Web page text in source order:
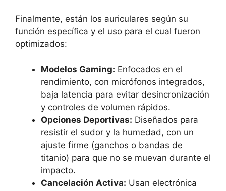
Finalmente, están los auriculares según su
función específica y el uso para el cual fueron
optimizados:
Modelos Gaming: Enfocados en el
rendimiento, con micrófonos integrados,
baja latencia para evitar desincronización
y controles de volumen rápidos.
Opciones Deportivas: Diseñados para
resistir el sudor y la humedad, con un
ajuste firme (ganchos o bandas de
titanio) para que no se muevan durante el
impacto.
Cancelación Activa: Usan electrónica